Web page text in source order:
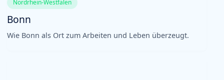
Nordrhein-Westfalen
Bonn
Wie Bonn als Ort zum Arbeiten und Leben überzeugt.